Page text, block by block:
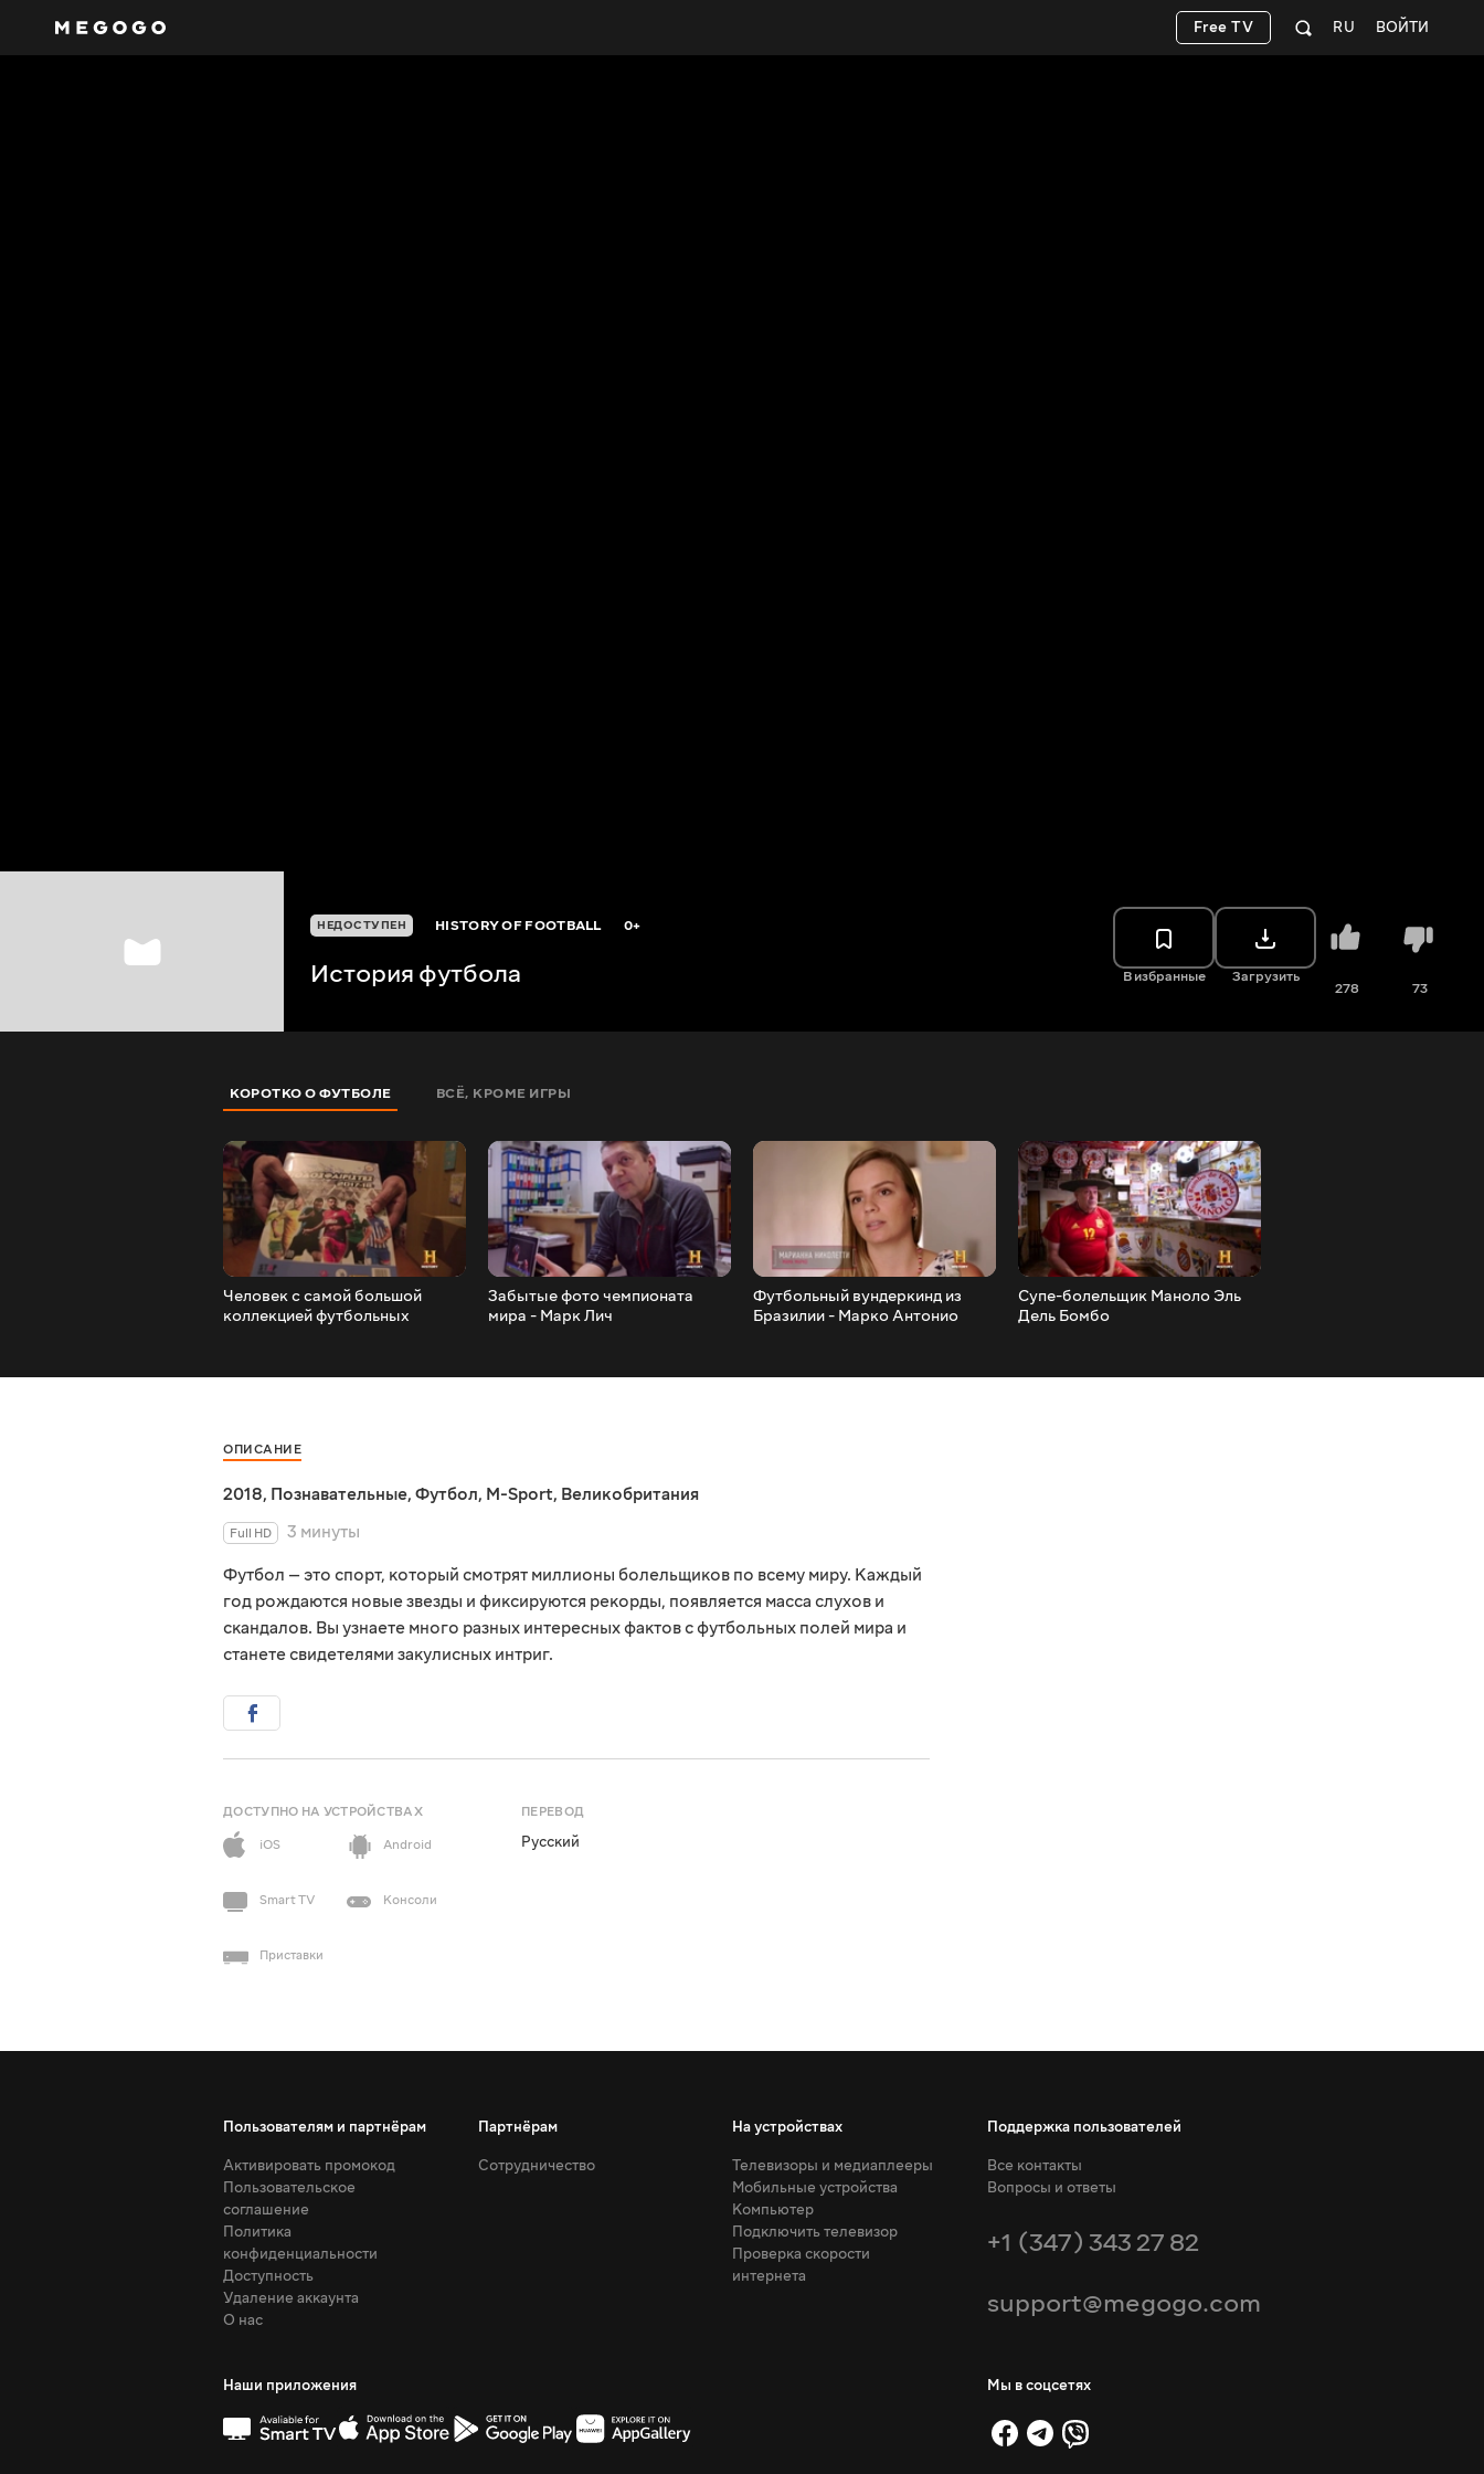
ВОЙТИ
RU
Free TV
НЕДОСТУПЕН HISTORY OF FOOTBALL 0+
История футбола В избранные Загрузить
278 73
КОРОТКО О ФУТБОЛЕ ВСЁ, КРОМЕ ИГРЫ
Человек с самой большой
коллекцией футбольных
Забытые фото чемпионата
мира - Марк Лич
Футбольный вундеркинд из
Бразилии - Марко Антонио
Супе-болельщик Маноло Эль
Дель Бомбо
ОПИСАНИЕ
2018, Познавательные, Футбол, M-Sport, Великобритания
Full HD
3 минуты
Футбол — это спорт, который смотрят миллионы болельщиков по всему миру. Каждый
год рождаются новые звезды и фиксируются рекорды, появляется масса слухов и
скандалов. Вы узнаете много разных интересных фактов с футбольных полей мира и
станете свидетелями закулисных интриг.
ДОСТУПНО НА УСТРОЙСТВАХ
iOS
Android
Smart TV Консоли
Приставки
ПЕРЕВОД
Русский
Пользователям и партнёрам
Активировать промокод
Пользовательское
соглашение
Политика
конфиденциальности
Доступность
Удаление аккаунта
О нас
Партнёрам
Сотрудничество
На устройствах
Телевизоры и медиаплееры
Мобильные устройства
Компьютер
Подключить телевизор
Проверка скорости
интернета
Поддержка пользователей
Все контакты
Вопросы и ответы
+1 (347) 343 27 82
support@megogo.com
Наши приложения Мы в соцсетях